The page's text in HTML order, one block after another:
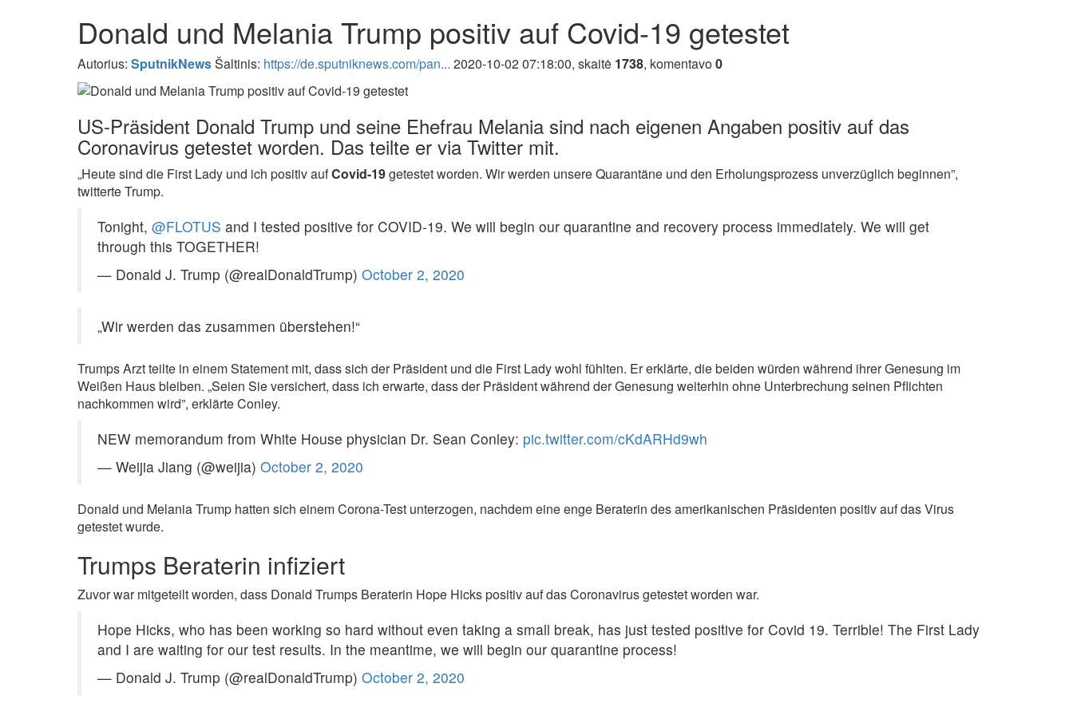
Donald und Melania Trump positiv auf Covid-19 getestet
Autorius: SputnikNewsŠaltinis: https://de.sputniknews.com/pan... 2020-10-02 07:18:00, skaitė 1738, komentavo0
US-Präsident Donald Trump und seine Ehefrau Melania sind nach eigenen Angaben positiv auf das
Coronavirus getestet worden. Das teilte er via Twitter mit.
​„Heute sind die First Lady und ich positiv aufCovid-19getestet worden. Wir werden unsere Quarantäne und den Erholungsprozess unverzüglich beginnen”,
twitterte Trump.
Tonight, @FLOTUS and I tested positive for COVID-19. We will begin our quarantine and recovery process immediately. We will get
through this TOGETHER!
— Donald J. Trump (@realDonaldTrump) October 2, 2020
„Wir werden das zusammen überstehen!“
Trumps Arzt teilte in einem Statement mit, dass sich der Präsident und die First Lady wohl fühlten. Er erklärte, die beiden würden während ihrer Genesung im
Weißen Haus bleiben. ​„Seien Sie versichert, dass ich erwarte, dass der Präsident während der Genesung weiterhin ohne Unterbrechung seinen Pflichten
nachkommen wird”, erklärte Conley.
NEW memorandum from White House physician Dr. Sean Conley: pic.twitter.com/cKdARHd9wh
— Weijia Jiang (@weijia) October 2, 2020
​Donald und Melania Trump hatten sich einem Corona-Test unterzogen, nachdem eine enge Beraterin des amerikanischen Präsidenten positiv auf das Virus
getestet wurde.
Trumps Beraterin infiziert
Zuvor war mitgeteilt worden, dass Donald Trumps Beraterin Hope Hicks positiv auf das Coronavirus getestet worden war.
Hope Hicks, who has been working so hard without even taking a small break, has just tested positive for Covid 19. Terrible! The First Lady
and I are waiting for our test results. In the meantime, we will begin our quarantine process!
— Donald J. Trump (@realDonaldTrump) October 2, 2020